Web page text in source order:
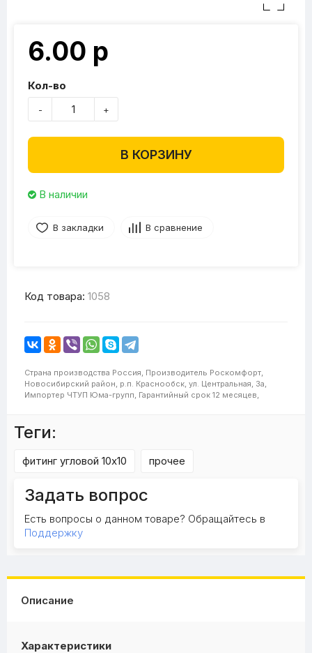
6.00 р
Кол-во
- +
В КОРЗИНУ
В наличии
В закладки В сравнение
Код товара: 1058
Страна производства Россия, Производитель Роскомфорт,
Новосибирский район, р.п. Краснообск, ул. Центральная, 3а,
Импортер ЧТУП Юма-групп, Гарантийный срок 12 месяцев,
Теги:
фитинг угловой 10x10 прочее
Задать вопрос
Есть вопросы о данном товаре? Обращайтесь в
Поддержку
Описание
Характеристики